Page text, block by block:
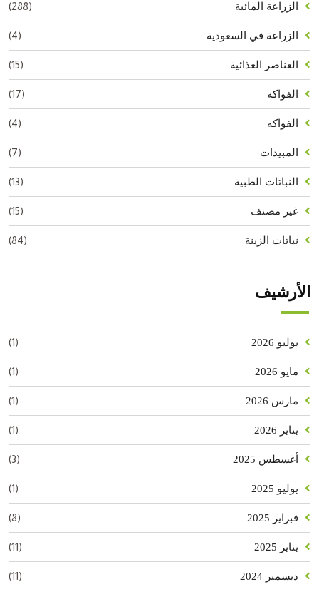
الزراعة المائية (288)
الزراعة في السعودية (4)
العناصر الغذائية (15)
الفواكه (17)
الفواكه (4)
المبيدات (7)
النباتات الطبية (13)
غير مصنف (15)
نباتات الزينة (84)
الأرشيف
يوليو 2026 (1)
مايو 2026 (1)
مارس 2026 (1)
يناير 2026 (1)
أغسطس 2025 (3)
يوليو 2025 (1)
فبراير 2025 (8)
يناير 2025 (11)
ديسمبر 2024 (11)